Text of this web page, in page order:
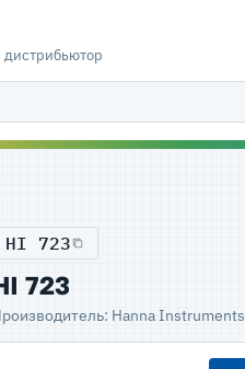
HI 723
723
Hanna Instruments